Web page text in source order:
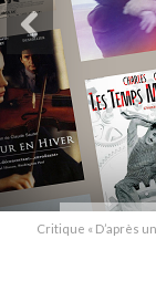
Critique « D’après